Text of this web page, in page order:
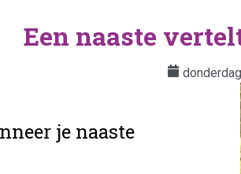
Een naaste
je naaste